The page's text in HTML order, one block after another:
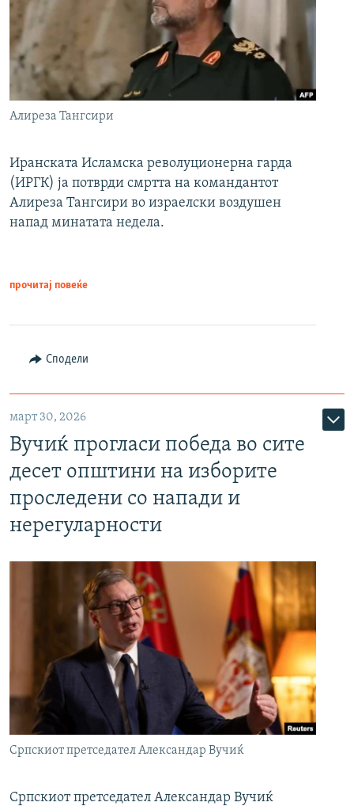
Алиреза Тангсири
Иранската Исламска револуционерна гарда
(ИРГК) ја потврди смртта на командантот
Алиреза Тангсири во израелски воздушен
напад минатата недела.
прочитај повеќе
Сподели
март 30, 2026
Вучиќ прогласи победа во сите
десет општини на изборите
проследени со напади и
нерегуларности
Српскиот претседател Александар Вучиќ
Српскиот претседател Александар Вучиќ